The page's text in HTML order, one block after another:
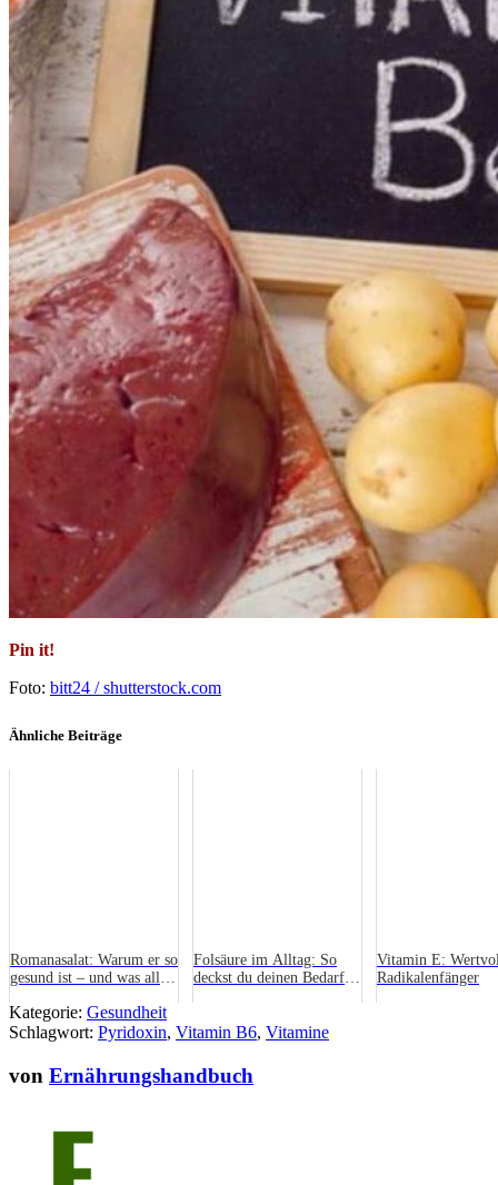
Pin it!
Foto: bitt24 / shutterstock.com
Ähnliche Beiträge
Romanasalat: Warum er so
gesund ist – und was alles
Folsäure im Alltag: So
deckst du deinen Bedarf
Vitamin E:
Radikalenfänger
Kategorie: Gesundheit
Schlagwort: Pyridoxin, Vitamin B6, Vitamine
von Ernährungshandbuch